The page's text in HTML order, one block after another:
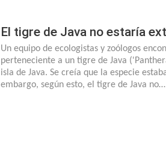
El tigre de Java no estaría
Un equipo de ecologistas y zoólogos
perteneciente a un tigre de Java
isla de Java. Se creía que la especie
embargo, según esto, el tigre de Java no…